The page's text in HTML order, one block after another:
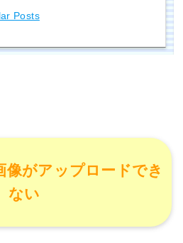
Posts
像がアップロードでき
ない